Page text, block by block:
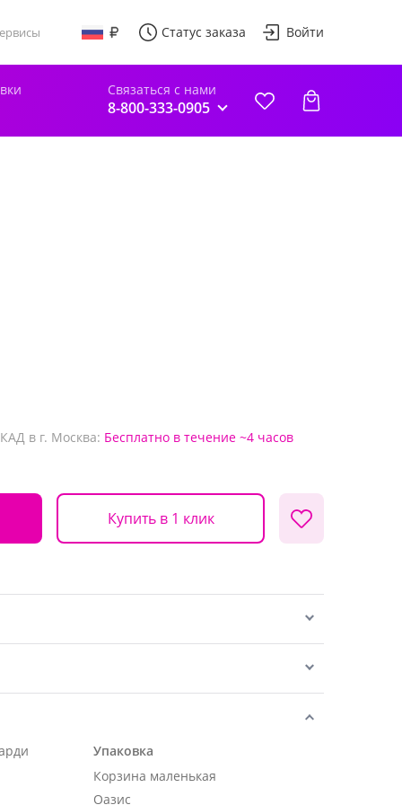
Статус заказа Войти
Связаться с нами
8-800-333-0905
в г. Москва: Бесплатно в течение ~4 часов
Купить в 1 клик
Упаковка
Корзина маленькая
Оазис